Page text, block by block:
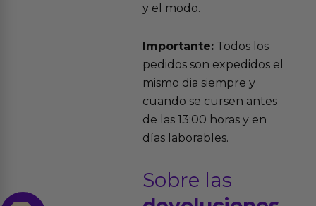
y el modo.
Importante:Todos los
pedidos son expedidos el
mismo dia siempre y
cuando se cursen antes
de las 13:00 horas y en
días laborables.
Sobre las